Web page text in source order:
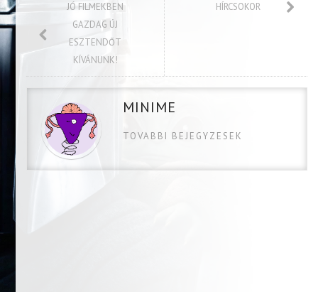
JÓ FILMEKBEN
GAZDAG ÚJ
ESZTENDŐT
KÍVÁNUNK!
HÍRCSOKOR
MINIME
TOVABBI BEJEGYZESEK